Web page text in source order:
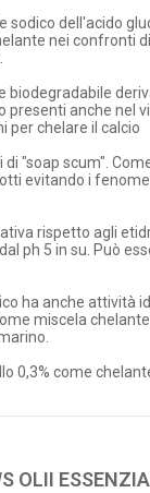
sodico dell'acido
nei confronti
biodegradabile
presenti anche nel
per chelare il calcio
"soap scum".
evitando i
rispetto agli
ph 5 in su. Può
ha anche attività
miscela chelante
0,3% come
OLII